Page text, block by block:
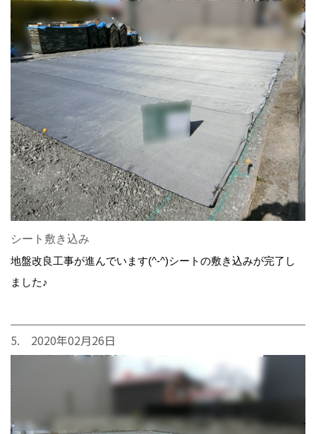
シート敷き込み
地盤改良工事が進んでいます(^-^)シートの敷き込みが完了し
ました♪
5. 2020年02月26日